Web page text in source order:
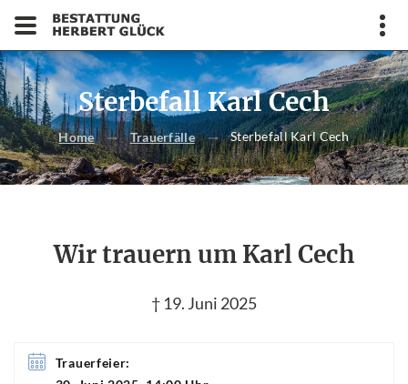
Sterbefall Karl Cech
Home Trauerfälle Sterbefall Karl Cech
Wir trauern um Karl Cech
† 19. Juni 2025
Trauerfeier: